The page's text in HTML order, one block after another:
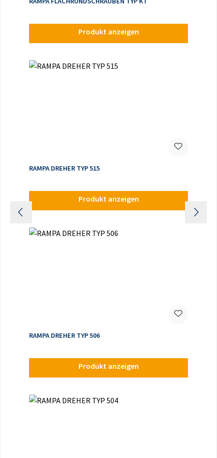
Produkt anzeigen
RAMPA DREHER TYP 515
Produkt anzeigen
RAMPA DREHER TYP 506
Produkt anzeigen